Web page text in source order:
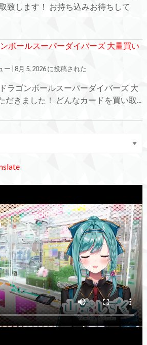
致します！ お持ち込みお待ちして
ボールスーパーダイバーズ 大量買い
ー 8月 5, 2026 に投稿された
ラゴンボールスーパーダイバーズ 大
だきました！ どんなカードを買い取...